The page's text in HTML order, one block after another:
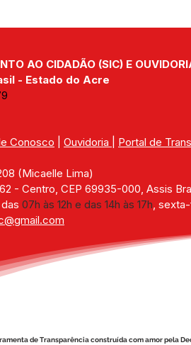
AO CIDADÃO (SIC) E
- Estado do Acre
Conosco Ouvidoria Portal de
(Micaelle Lima)
- Centro, CEP 69935-000, Assis
07h às 12h e das 14h às 17h,
@gmail.com
de Transparência construída com amor pela